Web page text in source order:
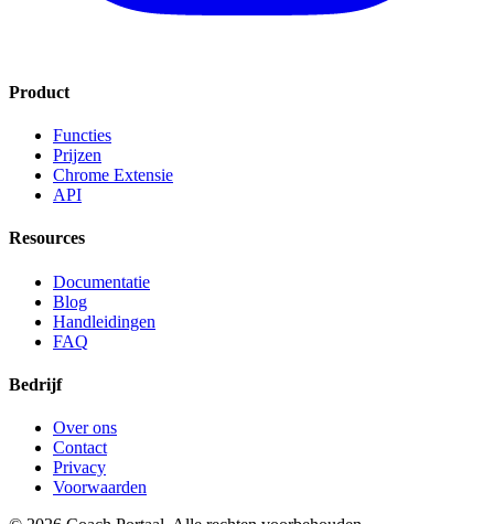
Product
Functies
Prijzen
Chrome Extensie
API
Resources
Documentatie
Blog
Handleidingen
FAQ
Bedrijf
Over ons
Contact
Privacy
Voorwaarden